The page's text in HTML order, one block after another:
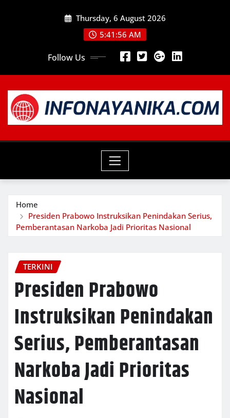
Thursday, 6 August 2026
5:41:57 AM
Follow Us
Home
Presiden Prabowo Instruksikan Penindakan Serius,
Pemberantasan Narkoba Jadi Prioritas Nasional
TERKINI
Presiden Prabowo
Instruksikan Penindakan
Serius, Pemberantasan
Narkoba Jadi Prioritas
Nasional